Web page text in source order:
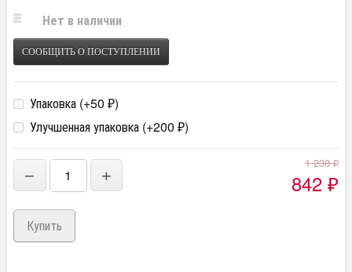
Нет в наличии
СООБЩИТЬ О ПОСТУПЛЕНИИ
Упаковка (+50 ₽)
Улучшенная упаковка (+200 ₽)
− +
1 238₽
842 ₽